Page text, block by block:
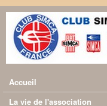
Aller
Menu principal
Accueil
La vie de l'association